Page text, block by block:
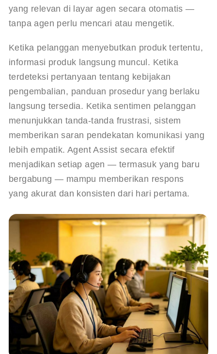
yang relevan di layar agen secara otomatis —
tanpa agen perlu mencari atau mengetik.
Ketika pelanggan menyebutkan produk tertentu,
informasi produk langsung muncul. Ketika
terdeteksi pertanyaan tentang kebijakan
pengembalian, panduan prosedur yang berlaku
langsung tersedia. Ketika sentimen pelanggan
menunjukkan tanda-tanda frustrasi, sistem
memberikan saran pendekatan komunikasi yang
lebih empatik. Agent Assist secara efektif
menjadikan setiap agen — termasuk yang baru
bergabung — mampu memberikan respons
yang akurat dan konsisten dari hari pertama.